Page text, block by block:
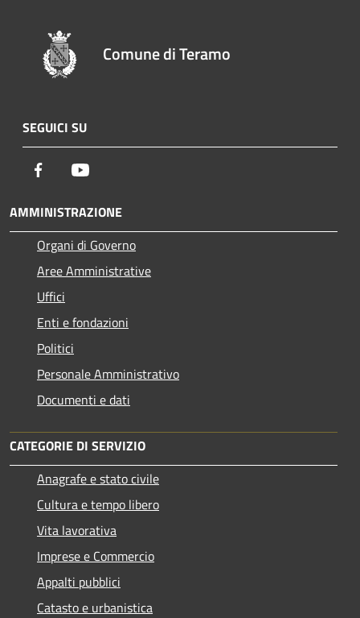
Comune di Teramo
SEGUICI SU
Facebook
AMMINISTRAZIONE
Organi di Governo
Aree Amministrative
Uffici
Enti e fondazioni
Politici
Personale Amministrativo
Documenti e dati
CATEGORIE DI SERVIZIO
Anagrafe e stato civile
Cultura e tempo libero
Vita lavorativa
Imprese e Commercio
Appalti pubblici
Catasto e urbanistica